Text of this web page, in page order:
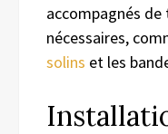
accompagnés de
nécessaires,
solins et les